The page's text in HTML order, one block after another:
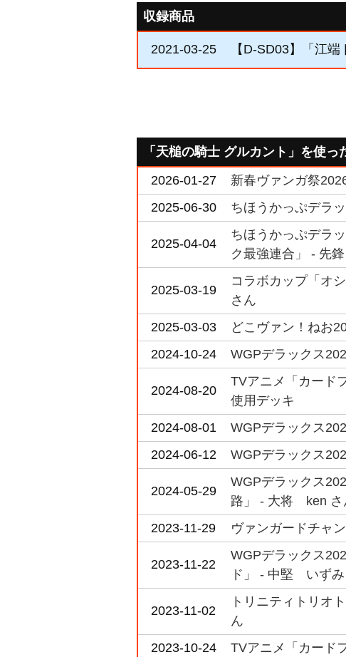
収録商品
2021-03-25 【D-SD03】「江端
「天槌の騎士 グルカント」を使っ
2026-01-27
新春ヴァンガ祭
2025-06-30
ちほうかっぷデラ
2025-04-04
ちほうかっぷデラ
ク最強連合」 - 先
2025-03-19
コラボカップ「オ
さん
2025-03-03
どこヴァン！ねお
2024-10-24
WGPデラックス
2024-08-20
TVアニメ「カード
使用デッキ
2024-08-01
WGPデラックス
2024-06-12
WGPデラックス
2024-05-29
WGPデラックス
路」 - 大将 ken さ
2023-11-29
ヴァンガードチャ
2023-11-22
WGPデラックス
ド」 - 中堅 いずみ
2023-11-02
トリニティトリオ
ん
2023-10-24
TVアニメ「カード